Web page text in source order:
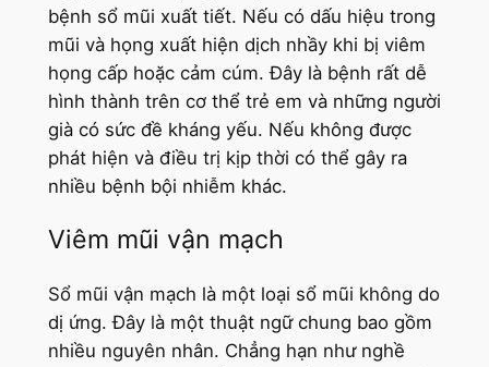
bệnh sổ mũi xuất tiết. Nếu có dấu hiệu trong
mũi và họng xuất hiện dịch nhầy khi bị viêm
họng cấp hoặc cảm cúm. Đây là bệnh rất dễ
hình thành trên cơ thể trẻ em và những người
già có sức đề kháng yếu. Nếu không được
phát hiện và điều trị kịp thời có thể gây ra
nhiều bệnh bội nhiễm khác.
Viêm mũi vận mạch
Sổ mũi vận mạch là một loại sổ mũi không do
dị ứng. Đây là một thuật ngữ chung bao gồm
nhiều nguyên nhân. Chẳng hạn như nghề